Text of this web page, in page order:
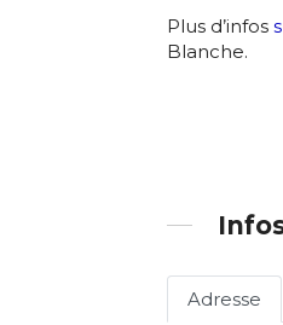
Plus d’infos
Blanche.
Adresse